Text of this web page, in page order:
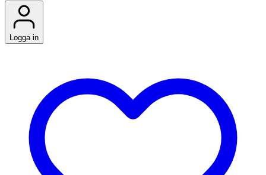
Logga in